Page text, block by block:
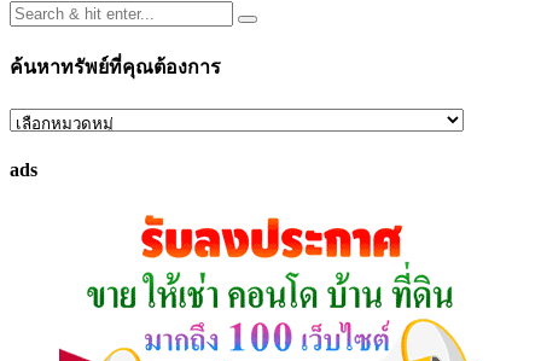
ค้นหาทรัพย์ที่คุณต้องการ
ค้นหา
ที่
ads